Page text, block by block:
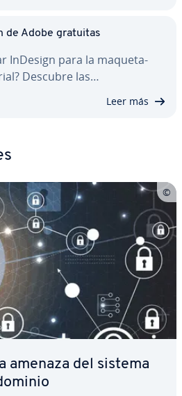
de Adobe gratuitas
InDesign para la ma­que­ta­
Descubre las…
Leer más
amenaza del sistema